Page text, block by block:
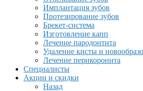
Имплантация зубов
Протезирование зубов
Брекет-система
Изготовление капп
Лечение пародонтита
Удаление кисты и
Лечение перикоронита
Специалисты
Акции и скидки
Назад